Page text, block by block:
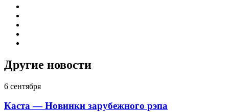
Другие новости
6 сентября
Каста — Новинки зарубежного рэпа